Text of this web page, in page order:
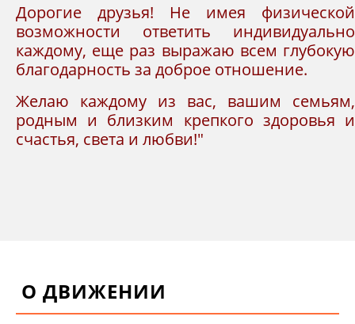
Дорогие друзья! Не имея физической
возможности ответить индивидуально
каждому, еще раз выражаю всем глубокую
благодарность за доброе отношение.
Желаю каждому из вас, вашим семьям,
родным и близким крепкого здоровья и
счастья, света и любви!"
О ДВИЖЕНИИ